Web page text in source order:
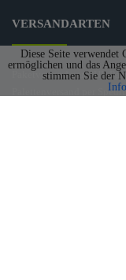
VERSANDARTEN
Paketversand per DHL
Palettenversand per
Diese Seite verwendet
ermöglichen und das
stimmen Sie der